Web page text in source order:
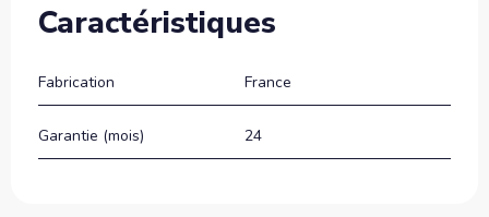
Caractéristiques
Fabrication France
Garantie (mois) 24